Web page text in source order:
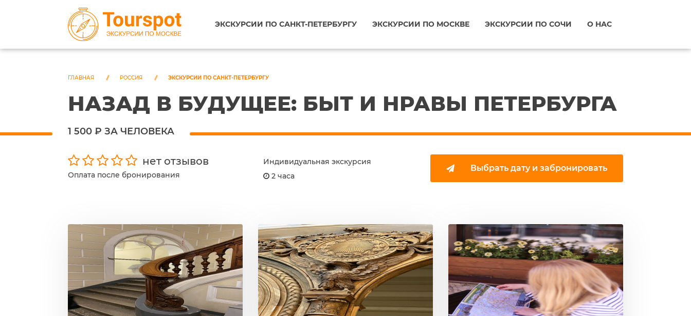
ЭКСКУРСИИ ПО САНКТ-ПЕТЕРБУРГУ ЭКСКУРСИИ ПО МОСКВЕ ЭКСКУРСИИ ПО СОЧИ О НАС
ГЛАВНАЯ РОССИЯ ЭКСКУРСИИ ПО САНКТ-ПЕТЕРБУРГУ
НАЗАД В БУДУЩЕЕ: БЫТ И НРАВЫ ПЕТЕРБУРГА
1 500 ₽ ЗА ЧЕЛОВЕКА
нет отзывов
Оплата после бронирования
Индивидуальная экскурсия
2 часа
Выбрать дату и забронировать